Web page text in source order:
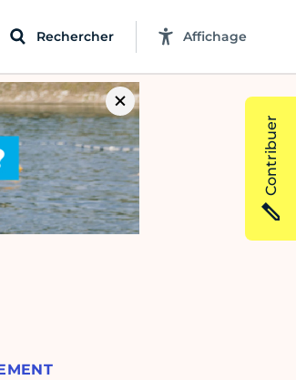
Rechercher Affichage
Contribuer